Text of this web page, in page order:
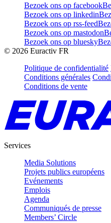
Bezoek ons op facebook
Bezoek ons op linkedin
Bezoek ons op rss-feed
Bezoek ons op mastodon
Bezoek ons op bluesky
© 2026 Euractiv FR
Politique de confidentialité
Conditions générales
Conditions de vente
Services
Media Solutions
Projets publics européens
Evénements
Emplois
Agenda
Communiqués de presse
Members’ Circle